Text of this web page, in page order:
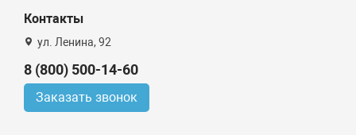
Контакты
ул. Ленина, 92
8 (800) 500-14-60
Заказать звонок